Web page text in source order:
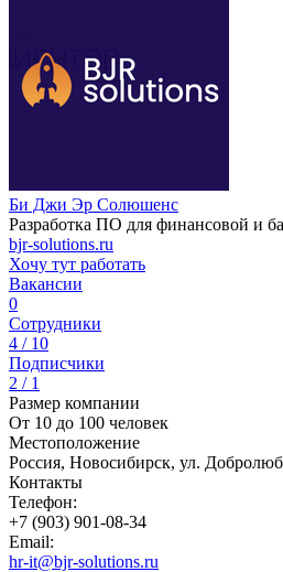
Би Джи Эр Солюшенс
Разработка ПО для финансовой и
bjr-solutions.ru
Хочу тут работать
Вакансии
0
Сотрудники
4 / 10
Подписчики
2 / 1
Размер компании
От 10 до 100 человек
Местоположение
Россия, Новосибирск, ул.
Контакты
Телефон:
+7 (903) 901-08-34
Email:
hr-it@bjr-solutions.ru